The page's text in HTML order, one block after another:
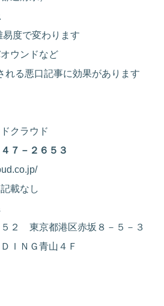
度で変わります
ウンドなど
る悪口記事に効果があります
クラウド
７－２６５３
載なし
２ 東京都港区赤坂８－５－３
ＩＮＧ青山４Ｆ